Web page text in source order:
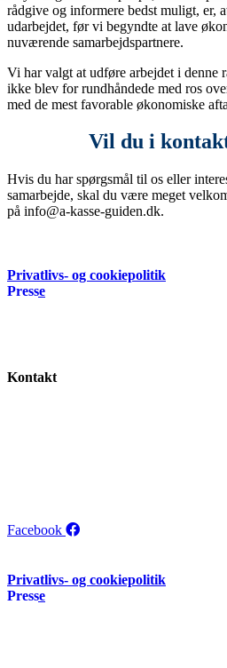
rådgive og informere bedst muligt, er,
udarbejdet, før vi begyndte at lave
nuværende samarbejdspartnere.
Vi har valgt at udføre arbejdet i denne
ikke blev for rundhåndede med ros
med de mest favorable økonomiske
Vil du i
Hvis du har spørgsmål til os eller
samarbejde, skal du være meget
på info@a-kasse-guiden.dk.
Privatlivs- og cookiepolitik
Presse
Kontakt
Facebook
Privatlivs- og cookiepolitik
Presse